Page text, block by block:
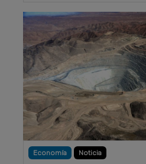
Economía Noticia